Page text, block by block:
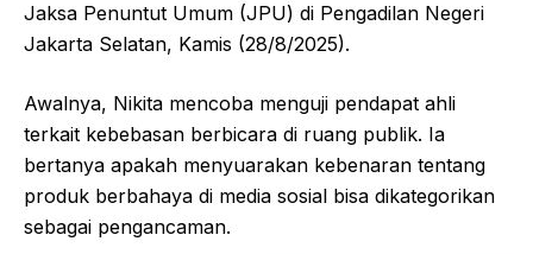
Jaksa Penuntut Umum (JPU) di Pengadilan Negeri
Jakarta Selatan, Kamis (28/8/2025).
Awalnya, Nikita mencoba menguji pendapat ahli
terkait kebebasan berbicara di ruang publik. Ia
bertanya apakah menyuarakan kebenaran tentang
produk berbahaya di media sosial bisa dikategorikan
sebagai pengancaman.